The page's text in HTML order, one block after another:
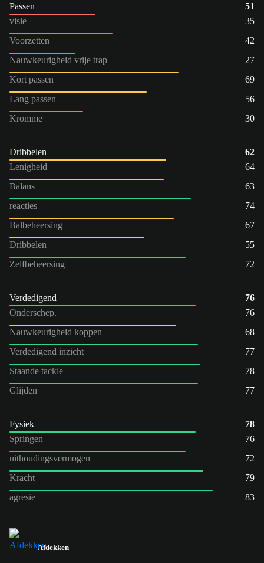
Passen
51
visie
35
Voorzetten
42
Nauwkeurigheid vrije trap
27
Kort passen
69
Lang passen
56
Kromme
30
Dribbelen
62
Lenigheid
64
Balans
63
reacties
74
Balbeheersing
67
Dribbelen
55
Zelfbeheersing
72
Verdedigend
76
Onderschep.
76
Nauwkeurigheid koppen
68
Verdedigend inzicht
77
Staande tackle
78
Glijden
77
Fysiek
78
Springen
76
uithoudingsvermogen
72
Kracht
79
agresie
83
Afdekken